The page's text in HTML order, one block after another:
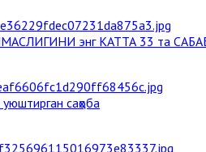
энг КАТТА 33 та
саҳоба